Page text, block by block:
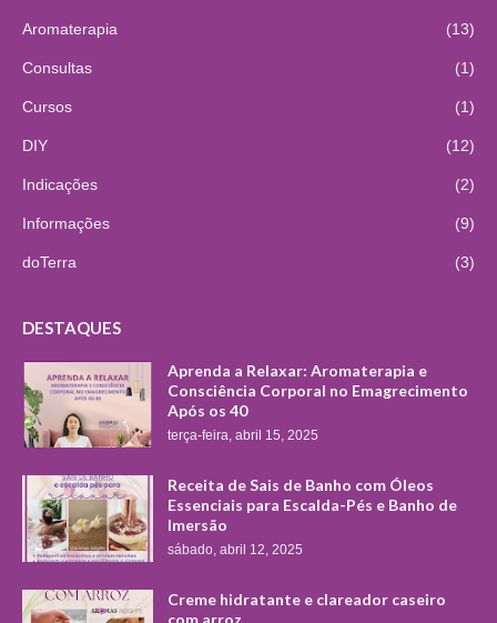
Aromaterapia (13)
Consultas (1)
Cursos (1)
DIY (12)
Indicações (2)
Informações (9)
doTerra (3)
DESTAQUES
Aprenda a Relaxar: Aromaterapia e
Consciência Corporal no Emagrecimento
Após os 40
terça-feira, abril 15, 2025
Receita de Sais de Banho com Óleos
Essenciais para Escalda-Pés e Banho de
Imersão
sábado, abril 12, 2025
Creme hidratante e clareador caseiro
com arroz